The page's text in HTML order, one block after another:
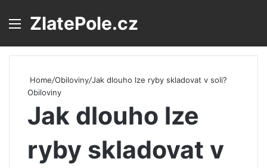
Menu
ZlatePole.cz
Home/Obiloviny/Jak dlouho lze ryby skladovat v soli?
Obiloviny
Jak dlouho lze
ryby skladovat v